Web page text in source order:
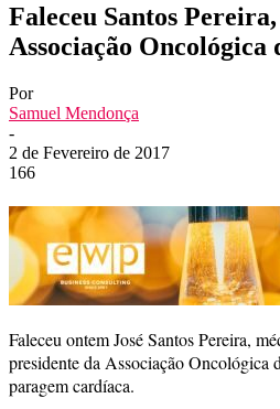
Faleceu Santos
Associação Oncológica
Por
Samuel Mendonça
-
2 de Fevereiro de 2017
166
Faleceu ontem José Santos Pereira,
presidente da Associação
paragem cardíaca.